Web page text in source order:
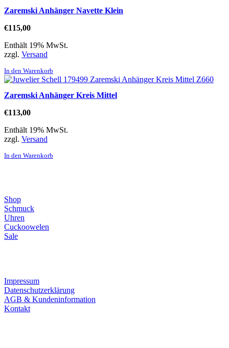
Zaremski Anhänger Navette Klein
€115,00
Enthält 19% MwSt.
zzgl. Versand
In den Warenkorb
Zaremski Anhänger Kreis Mittel
€113,00
Enthält 19% MwSt.
zzgl. Versand
In den Warenkorb
Shop
Schmuck
Uhren
Cuckoowelen
Sale
Impressum
Datenschutzerklärung
AGB & Kundeninformation
Kontakt